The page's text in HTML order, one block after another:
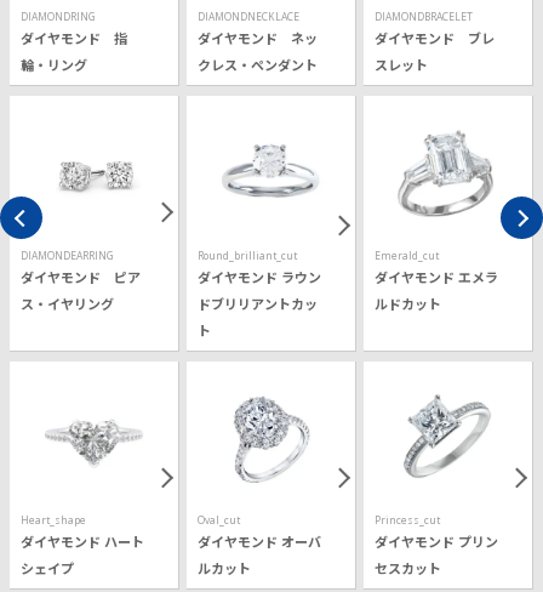
DIAMONDRING
ダイヤモンド 指
輪・リング
DIAMONDNECKLACE
ダイヤモンド ネッ
クレス・ペンダント
DIAMONDBRACELET
ダイヤモンド ブレ
スレット
DIAMONDEARRING
ダイヤモンド ピア
ス・イヤリング
Round_brilliant_cut
ダイヤモンド ラウン
ドブリリアントカッ
ト
Emerald_cut
ダイヤモンド エメラ
ルドカット
Heart_shape
ダイヤモンド ハート
シェイプ
Oval_cut
ダイヤモンド オーバ
ルカット
Princess_cut
ダイヤモンド プリン
セスカット